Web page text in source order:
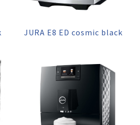
JURA E8 ED cosmic black